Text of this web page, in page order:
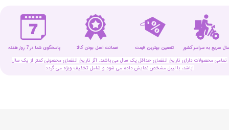
تمامی محصولات دارای تاریخ انقضای حداقل یک سال می باشند. اگر تاریخ انقضای محصولی کمتر از یک سال
باشد، با لیبل مشخص نمایش داده می شود و شامل تخفیف ویژه می گردد!
ضمانت اصل بودن کالا تضمین بهترین قیمت پاسخگوی شما در 7 روز هفته سریع به سراسر کشور